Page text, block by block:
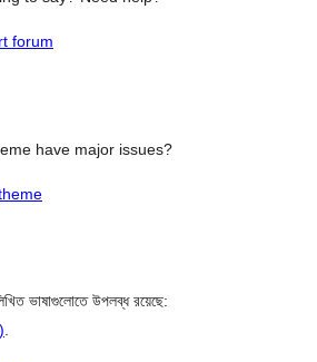
forum
have major issues?
ভাষাগুলোতে উপলব্ধ রয়েছে:
.